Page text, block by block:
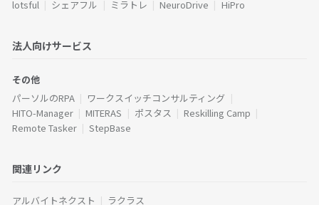
lotsful
シェアフル ミラトレ NeuroDrive HiPro
法人向けサービス
その他
パーソルのRPA
ワークスイッチコンサルティング
HITO-Manager
MITERAS ポスタス
Reskilling Camp
Remote Tasker
StepBase
関連リンク
アルバイトネクスト ラクラス